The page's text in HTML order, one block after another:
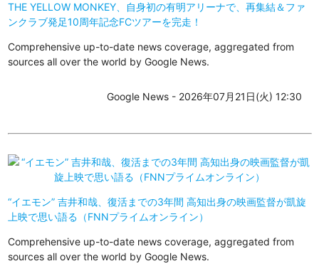
THE YELLOW MONKEY、自身初の有明アリーナで、再集結＆ファ
ンクラブ発足10周年記念FCツアーを完走！
Comprehensive up-to-date news coverage, aggregated from
sources all over the world by Google News.
Google News - 2026年07月21日(火) 12:30
“イエモン” 吉井和哉、復活までの3年間 高知出身の映画監督が凱旋
上映で思い語る（FNNプライムオンライン）
Comprehensive up-to-date news coverage, aggregated from
sources all over the world by Google News.